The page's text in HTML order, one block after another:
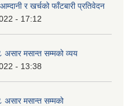
र खर्चको फाँटबारी प्रतिवेदन
- 17:12
मसान्त सम्मको व्यय
- 13:38
मसान्त सम्मको